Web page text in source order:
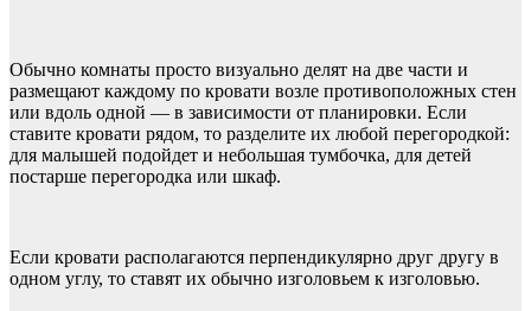
Обычно комнаты просто визуально делят на две части и
размещают каждому по кровати возле противоположных стен
или вдоль одной — в зависимости от планировки. Если
ставите кровати рядом, то разделите их любой перегородкой:
для малышей подойдет и небольшая тумбочка, для детей
постарше перегородка или шкаф.
Если кровати располагаются перпендикулярно друг другу в
одном углу, то ставят их обычно изголовьем к изголовью.